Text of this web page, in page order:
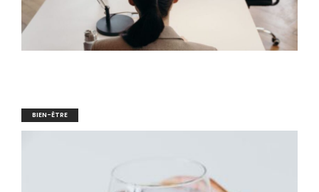
BIEN-ÊTRE